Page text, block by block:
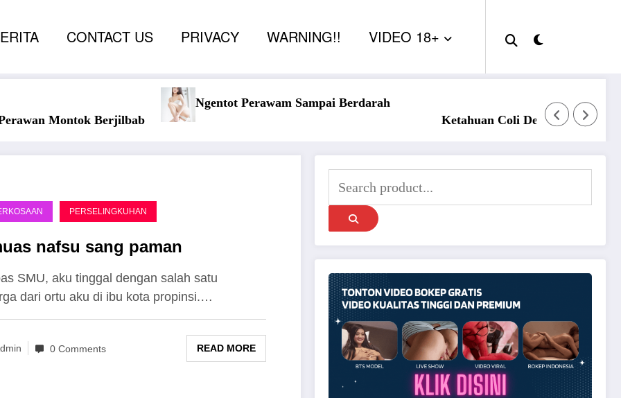
CONTACT US PRIVACY WARNING!! VIDEO 18+
Ketahuan Coli Dengan Kakak Nina
Sange Berat Aku Ngentot Dengan 2 Pria
PERSELINGKUHAN
nafsu sang paman
SMU, aku tinggal dengan salah satu
dari ortu aku di ibu kota propinsi.…
0 Comments READ MORE